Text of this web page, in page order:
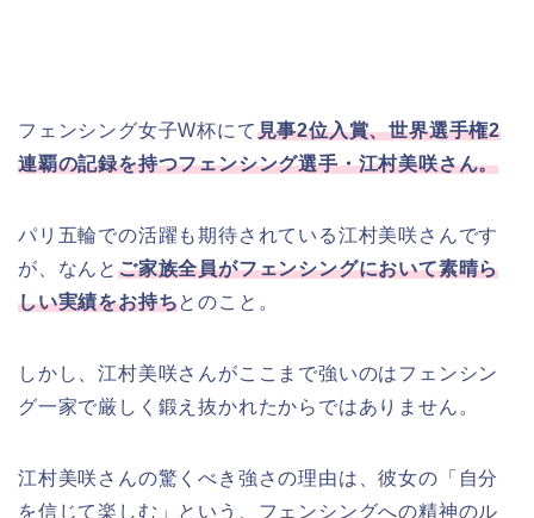
フェンシング女子W杯にて見事2位入賞、世界選手権2
連覇の記録を持つフェンシング選手・江村美咲さん。
パリ五輪での活躍も期待されている江村美咲さんです
が、なんと ご家族全員がフェンシングにおいて素晴ら
しい実績をお持ちとのこと。
しかし、江村美咲さんがここまで強いのはフェンシン
グ一家で厳しく鍛え抜かれたからではありません。
江村美咲さんの驚くべき強さの理由は、彼女の「自分
を信じて楽しむ」という、フェンシングへの精神のル